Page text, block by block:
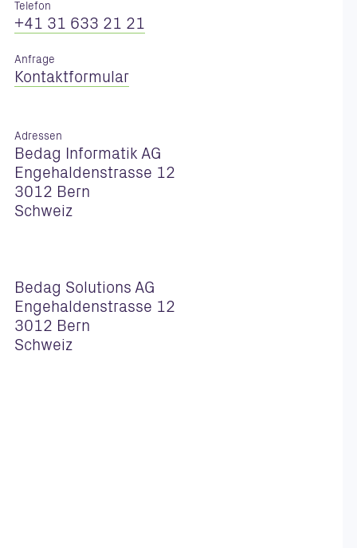
Telefon
+41 31 633 21 21
Anfrage
Kontaktformular
Adressen
Bedag Informatik AG
Engehaldenstrasse 12
3012 Bern
Schweiz
Bedag Solutions AG
Engehaldenstrasse 12
3012 Bern
Schweiz